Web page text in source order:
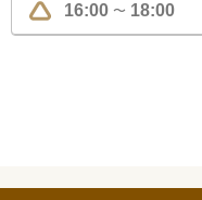
16:00 〜 18:00